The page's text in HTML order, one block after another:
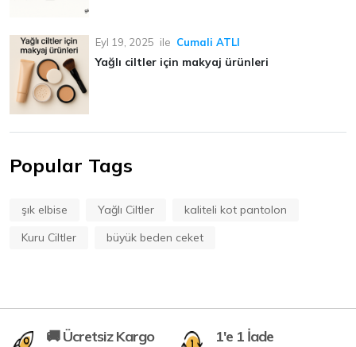
Eyl 19, 2025 ile Cumali ATLI
Yağlı ciltler için makyaj ürünleri
Popular Tags
şık elbise Yağlı Ciltler
kaliteli kot pantolon
Kuru Ciltler
büyük beden ceket
🚚 Ücretsiz Kargo 1'e 1 İade